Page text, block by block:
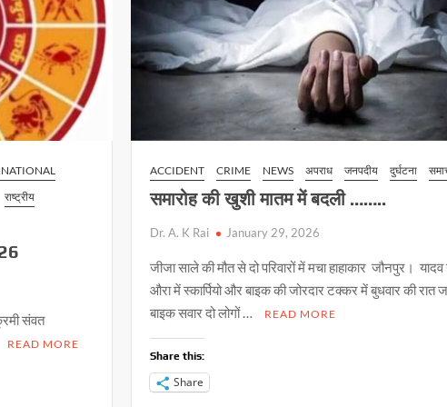
राष्ट्रीय
संवत
READ MORE
ACCIDENT CRIME NEWS अपराध जनपदीय दुर्घटना
समारोह की खुशी मातम में बदली ……..
Dr. A. K Rai January 29, 2026
जीजा साले की मौत से दो परिवारों में मचा हाहाकार जौनपुर।
औरा में स्कार्पियो और बाइक की जोरदार टक्कर में बुधवार की रात
बाइक सवार दो लोगों …
READ MORE
Share this:
Share